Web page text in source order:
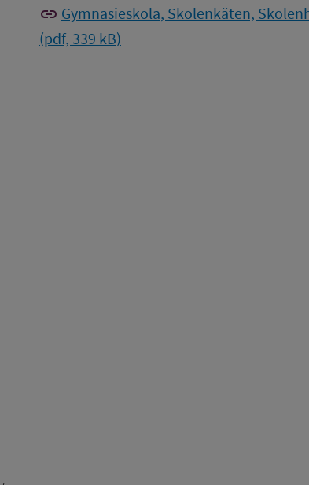
link Gymnasieskola, Skolenkäten,
(pdf, 339 kB)